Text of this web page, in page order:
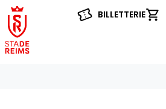
BILLETTERIE